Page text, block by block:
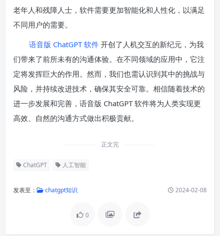
老年人和残障人士，软件需要更加智能化和人性化，以满足
不同用户的需要。
语音版 ChatGPT 软件 开创了人机交互的新纪元，为我
们带来了前所未有的沟通体验。在不同领域的应用中，它注
定将发挥巨大的作用。然而，我们也需认识到其中的挑战与
风险，并持续改进技术，确保其安全可靠。相信随着技术的
进一步发展和完善，语音版 ChatGPT 软件将为人类实现更
高效、自然的沟通方式做出积极贡献。
正文完
ChatGPT 人工智能
发表至： chatgpt知识 2024-02-08
0